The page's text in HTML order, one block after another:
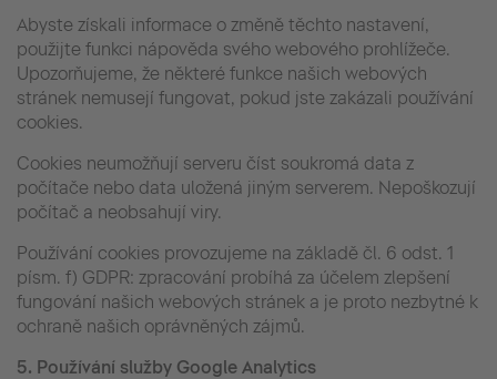
Abyste získali informace o změně těchto nastavení,
použijte funkci nápověda svého webového prohlížeče.
Upozorňujeme, že některé funkce našich webových
stránek nemusejí fungovat, pokud jste zakázali používání
cookies.
Cookies neumožňují serveru číst soukromá data z
počítače nebo data uložená jiným serverem. Nepoškozují
počítač a neobsahují viry.
Používání cookies provozujeme na základě čl. 6 odst. 1
písm. f) GDPR: zpracování probíhá za účelem zlepšení
fungování našich webových stránek a je proto nezbytné k
ochraně našich oprávněných zájmů.
5. Používání služby Google Analytics